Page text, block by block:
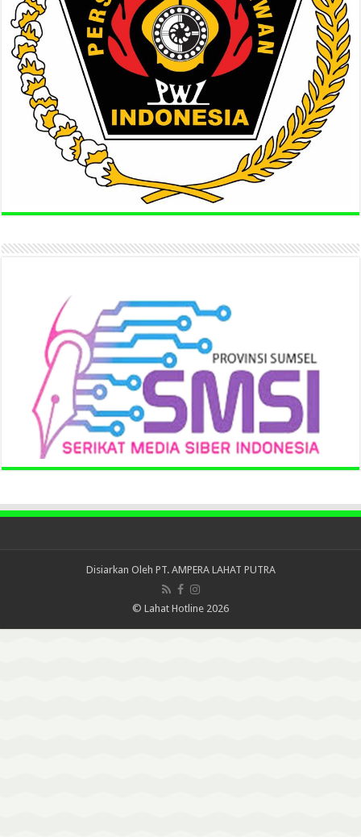
Disiarkan Oleh PT. AMPERA LAHAT PUTRA
© Lahat Hotline 2026